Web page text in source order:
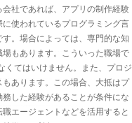
社であれば、アプリの制作経験
使われているプログラミング言
。場合によっては、専門的な知
もあります。こういった職場で
くてはいけません。また、プロジ
あります。この場合、大抵はプ
した経験があることが条件にな
エージェントなどを活用すると